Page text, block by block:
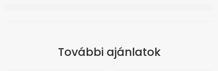
További ajánlatok